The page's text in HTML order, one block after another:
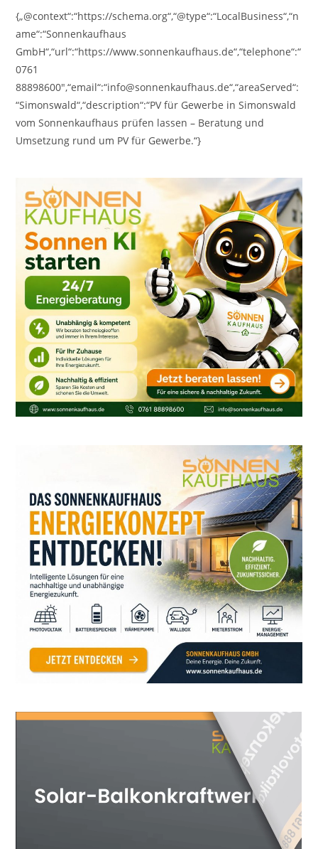
{„@context“:“https://schema.org“,“@type“:“LocalBusiness“,“n
ame“:“Sonnenkaufhaus
GmbH“,“url“:“https://www.sonnenkaufhaus.de“,“telephone“:“
0761
88898600″,“email“:“info@sonnenkaufhaus.de“,“areaServed“:
“Simonswald“,“description“:“PV für Gewerbe in Simonswald
vom Sonnenkaufhaus prüfen lassen – Beratung und
Umsetzung rund um PV für Gewerbe.“}